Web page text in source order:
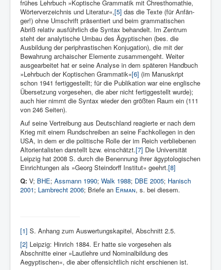
frühes Lehrbuch »Koptische Grammatik mit Chresthomathie,
Wörterverzeichnis und Literatur«,[5] das die Texte (für Anfän­
ger!) ohne Umschrift präsentiert und beim grammatischen
Abriß relativ ausführlich die Syntax behandelt. Im Zentrum
steht der analytische Umbau des Ägyptischen (bes. die
Ausbildung der periphrastischen Konjugation), die mit der
Bewahrung archaischer Elemente zusammengeht. Weiter
ausgearbeitet hat er seine Analyse in dem späteren Handbuch
»Lehrbuch der Koptischen Grammatik«[6] (im Manuskript
schon 1941 fertiggestellt; für die Pu­blikation war eine englische
Übersetzung vorgesehen, die aber nicht fertiggestellt wurde);
auch hier nimmt die Syntax wieder den größten Raum ein (111
von 246 Seiten).
Auf seine Vertreibung aus Deutschland reagierte er nach dem
Krieg mit einem Rundschreiben an seine Fachkollegen in den
USA, in dem er die politische Rolle der im Reich verbliebenen
Altorientalisten darstellt bzw. einschätzt.[7] Die Universität
Leipzig hat 2008 S. durch die Benennung ihrer ägyptologischen
Einrichtungen als »Georg Steindorff Institut« geehrt.[8]
Q: V; BHE; Assmann 1990; Walk 1988; DBE 2005; Hanisch
2001; Lambrecht 2006; Briefe an Erman, s. bei diesem.
[1] S. Anhang zum Auswertungskapitel, Abschnitt 2.5.
[2] Leipzig: Hinrich 1884. Er hatte sie vorgesehen als
Abschnitte einer »Lautlehre und Nominalbildung des
Aegyptischen«, die aber offensichtlich nicht erschienen ist.